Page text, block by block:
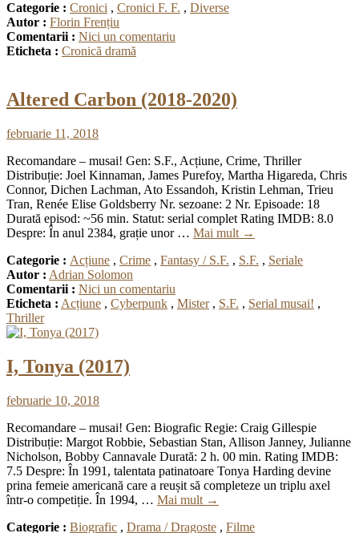
Categorie : Cronici , Cronici F. F. , Diverse
Autor : Florin Frențiu
Comentarii : Nici un comentariu
Eticheta : Cronică dramă
Altered Carbon (2018-2020)
februarie 11, 2018
Recomandare – musai! Gen: S.F., Acțiune, Crime, Thriller
Distribuție: Joel Kinnaman, James Purefoy, Martha Higareda, Chris
Connor, Dichen Lachman, Ato Essandoh, Kristin Lehman, Trieu
Tran, Renée Elise Goldsberry Nr. sezoane: 2 Nr. Episoade: 18
Durată episod: ~56 min. Statut: serial complet Rating IMDB: 8.0
Despre: În anul 2384, grație unor … Mai mult →
Categorie : Acțiune , Crime , Fantasy / S.F. , S.F. , Seriale
Autor : Adrian Solomon
Comentarii : Nici un comentariu
Eticheta : Acțiune , Cyberpunk , Mister, S.F. , Serial musai! ,
Thriller
I, Tonya (2017)
februarie 10, 2018
Recomandare – musai! Gen: Biografic Regie: Craig Gillespie
Distribuție: Margot Robbie, Sebastian Stan, Allison Janney, Julianne
Nicholson, Bobby Cannavale Durată: 2 h. 00 min. Rating IMDB:
7.5 Despre: În 1991, talentata patinatoare Tonya Harding devine
prina femeie americană care a reușit să completeze un triplu axel
într-o competiție. În 1994, … Mai mult →
Categorie : Biografic , Drama / Dragoste , Filme